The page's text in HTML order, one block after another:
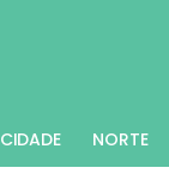
CIDADE NORTE